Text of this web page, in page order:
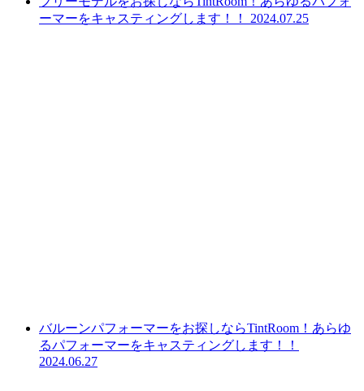
ーマーをキャスティングします！！
2024.07.25
バルーンパフォーマーをお探しならTintRoom！あらゆ
るパフォーマーをキャスティングします！！
2024.06.27